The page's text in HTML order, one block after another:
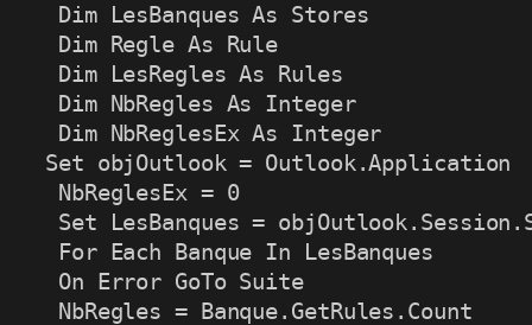
Dim LesBanques As Stores
Dim Regle As Rule
Dim LesRegles As Rules
Dim NbRegles As Integer
Dim NbReglesEx As Integer
Set objOutlook = Outlook.Application
NbReglesEx = 0
Set LesBanques =
For Each Banque In LesBanques
On Error GoTo Suite
NbRegles = Banque.GetRules.Count